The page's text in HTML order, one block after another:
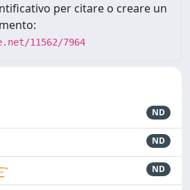
per citare o creare un
11562/7964
ND
ND
ND